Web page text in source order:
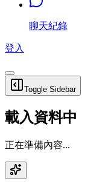
聊天紀錄
登入
Toggle Sidebar
載入資料中
正在準備內容...